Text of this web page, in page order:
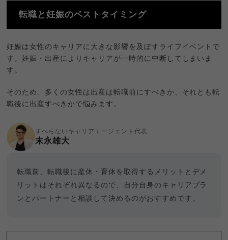
転職と妊娠のベストタイミング
妊娠は女性のキャリアに大きな影響を及ぼすライフイベントで
す。妊娠・出産によりキャリアが一時的に中断してしまいま
す。
そのため、多くの女性は出産は転職前にすべきか、それとも転
職後に出産すべきかで悩みます。
すべらないキャリアエージェント代表
末永雄大
転職前、転職後に産休・育休を取得するメリットとデメ
リットはそれぞれ異なるので、自分自身のキャリアプラ
ンとパートナーと相談して決めるのがおすすめです。